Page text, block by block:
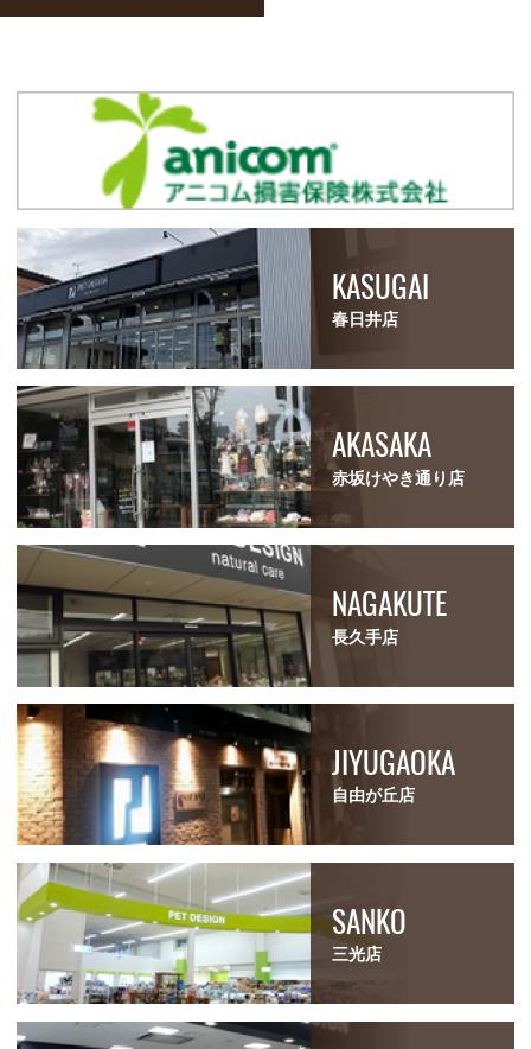
KASUGAI
春日井店
AKASAKA
赤坂けやき通り店
NAGAKUTE
長久手店
JIYUGAOKA
自由が丘店
SANKO
三光店